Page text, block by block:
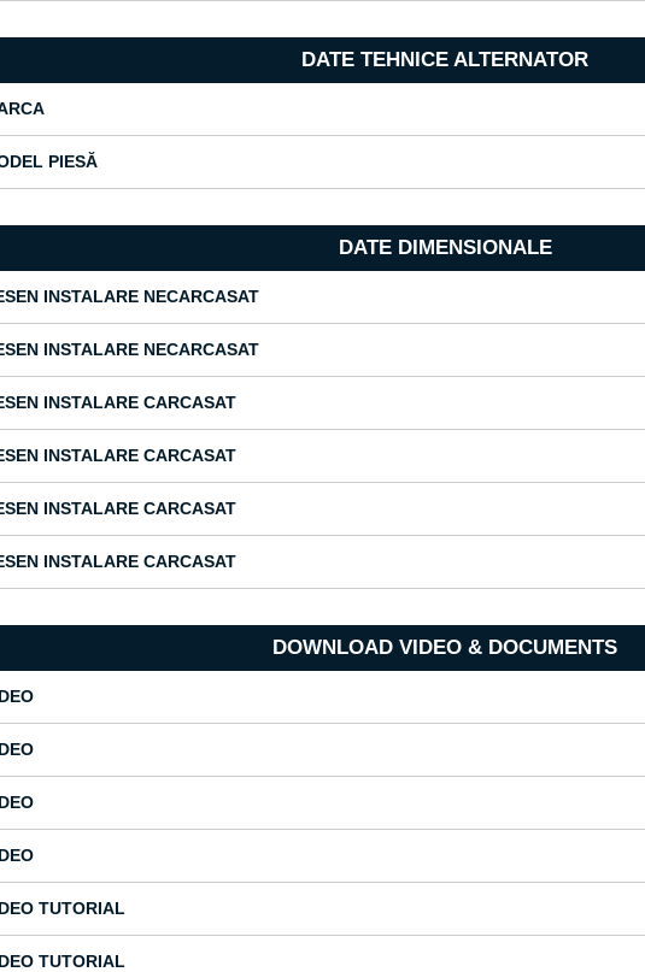
DATE TEHNICE ALTERNATOR
PIESĂ
DATE DIMENSIONALE
INSTALARE NECARCASAT
INSTALARE NECARCASAT
INSTALARE CARCASAT
INSTALARE CARCASAT
INSTALARE CARCASAT
INSTALARE CARCASAT
DOWNLOAD VIDEO & DOCUMENTS
TUTORIAL
TUTORIAL